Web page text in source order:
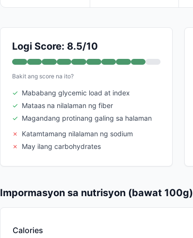
Logi Score: 8.5/10
Bakit ang score na ito?
✓ Mababang glycemic load at index
✓ Mataas na nilalaman ng fiber
✓ Magandang protinang galing sa halaman
✗
Katamtamang nilalaman ng sodium
✗
May ilang carbohydrates
Impormasyon sa nutrisyon (bawat 100g)
Calories